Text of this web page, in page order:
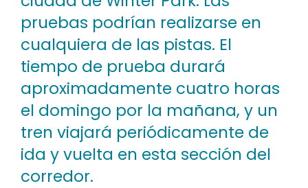
pruebas podrían realizarse en
cualquiera de las pistas. El
tiempo de prueba durará
aproximadamente cuatro horas
el domingo por la mañana, y un
tren viajará periódicamente de
ida y vuelta en esta sección del
corredor.